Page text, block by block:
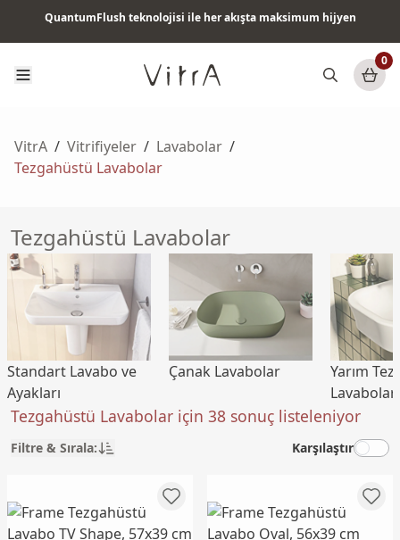
QuantumFlush teknolojisi ile her akışta maksimum hijyen
0
VitrA / Vitrifiyeler / Lavabolar /
Tezgahüstü Lavabolar
Tezgahüstü Lavabolar
Standart Lavabo ve
Ayakları
Çanak Lavabolar
Yarım
Lavabolar
Tezgahüstü Lavabolar için 38 sonuç listeleniyor
Filtre & Sırala: Karşılaştır